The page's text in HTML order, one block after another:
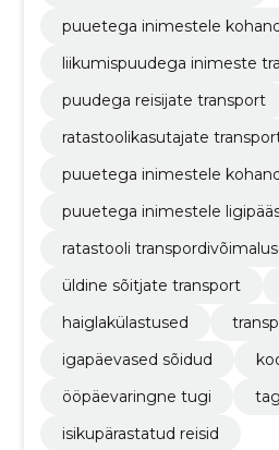
puuetega inimestele
liikumispuudega inimeste
puudega reisijate transport
ratastoolikasutajate
puuetega inimestele
puuetega inimestele
ratastooli
üldine sõitjate transport
haiglakülastused
igapäevased sõidud
ööpäevaringne tugi
isikupärastatud reisid